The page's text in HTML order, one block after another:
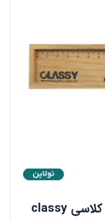
مداد رنگی 12 رنگ جعبه چوبی کلاسی classy